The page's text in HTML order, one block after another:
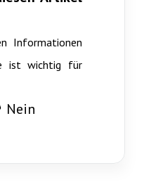
Informationen
ist wichtig für
Nein